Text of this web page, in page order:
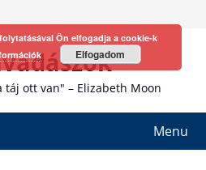
táj ott van" – Elizabeth Moon
Menu
Ön elfogadja a cookie-k
Elfogadom